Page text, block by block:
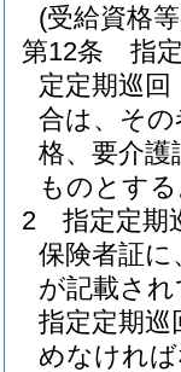
(受給資格
第12条
指
定定期巡
合は、そ
格、要介
ものとす
2
指定定期
保険者証に
が記載さ
指定定期巡
めなけれ